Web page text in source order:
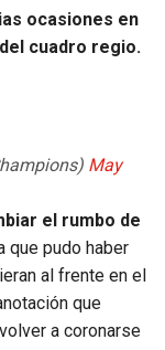
ocasiones en
cuadro regio.
May
el rumbo de
que pudo haber
al frente en el
que
a coronarse